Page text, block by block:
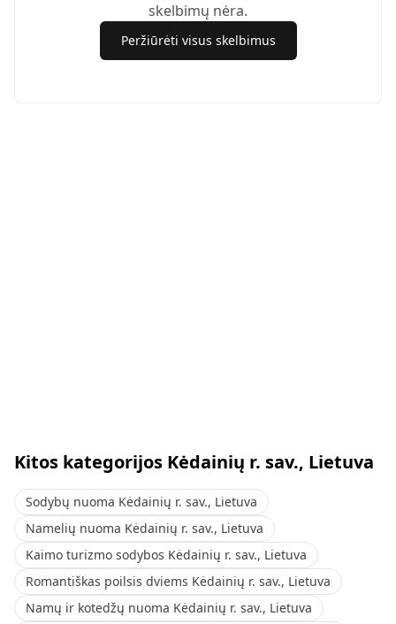
skelbimų nėra.
Peržiūrėti visus skelbimus
Kitos kategorijos Kėdainių r. sav., Lietuva
Sodybų nuoma Kėdainių r. sav., Lietuva
Namelių nuoma Kėdainių r. sav., Lietuva
Kaimo turizmo sodybos Kėdainių r. sav., Lietuva
Romantiškas poilsis dviems Kėdainių r. sav., Lietuva
Namų ir kotedžų nuoma Kėdainių r. sav., Lietuva